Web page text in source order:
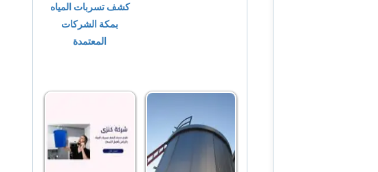
كشف تسربات المياه
بمكة الشركات
المعتمدة